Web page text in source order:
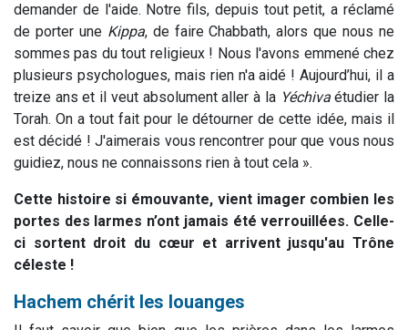
demander de l'aide. Notre fils, depuis tout petit, a réclamé
de porter une Kippa, de faire Chabbath, alors que nous ne
sommes pas du tout religieux ! Nous l'avons emmené chez
plusieurs psychologues, mais rien n'a aidé ! Aujourd’hui, il a
treize ans et il veut absolument aller à la Yéchivaétudier la
Torah. On a tout fait pour le détourner de cette idée, mais il
est décidé ! J'aimerais vous rencontrer pour que vous nous
guidiez, nous ne connaissons rien à tout cela ».
Cette histoire si émouvante, vient imager combien les
portes des larmes n’ont jamais été verrouillées. Celle-
ci sortent droit du cœur et arrivent jusqu'au Trône
céleste !
Hachem chérit les louanges